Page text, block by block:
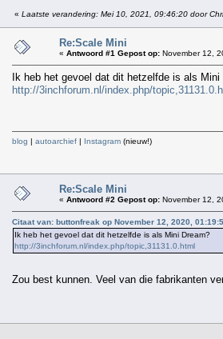
« Laatste verandering: Mei 10, 2021, 09:46:20 door
Re:Scale Mini
« Antwoord #1 Gepost op: November 12,
Ik heb het gevoel dat dit hetzelfde is als Mini
http://3inchforum.nl/index.php/
blog | autoarchief | Instagram (nieuw!)
Re:Scale Mini
« Antwoord #2 Gepost op: November 12,
Citaat van: buttonfreak op November 12, 2020,
Ik heb het gevoel dat dit hetzelfde is als Mini Dream?
http://3inchforum.nl/index.php/topic,31131.0.html
Zou best kunnen. Veel van die fabrikanten